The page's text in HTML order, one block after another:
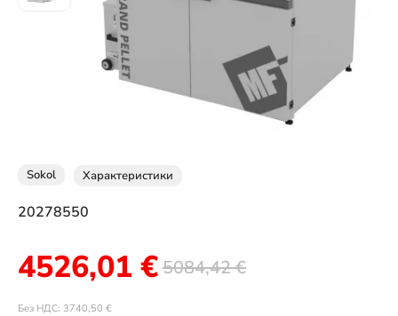
Sokol Характеристики
20278550
5084,42€
4526,01 €
Без НДС: 3740,50 €